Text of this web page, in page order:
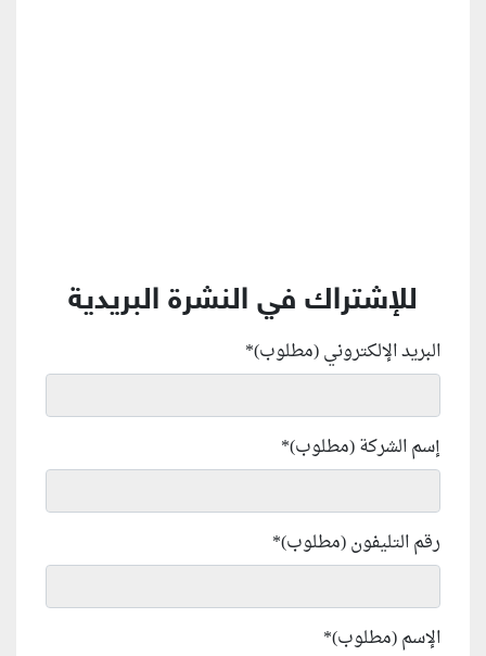
للإشتراك في النشرة البريدية
البريد الإلكتروني (مطلوب)*
إسم الشركة (مطلوب)*
رقم التليفون (مطلوب)*
الإسم (مطلوب)*